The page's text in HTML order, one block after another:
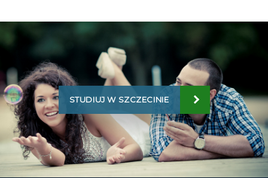
STUDIUJ W SZCZECINIE